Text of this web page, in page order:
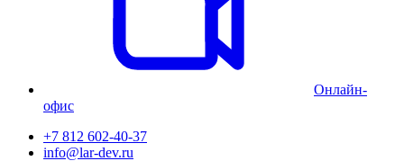
Онлайн-
офис
+7 812 602-40-37
info@lar-dev.ru